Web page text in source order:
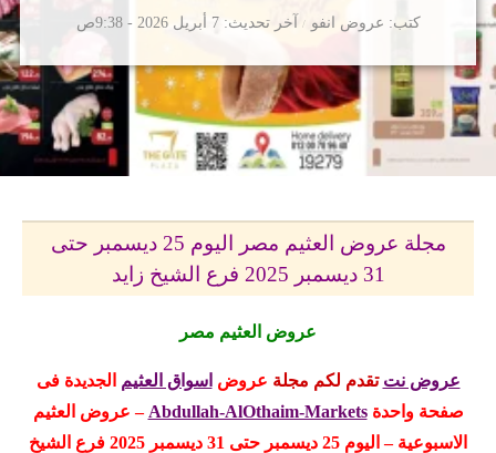
كتب عروض انفو آخر تحديث 7 أبريل 2026 - 9:38ص
مجلة عروض العثيم مصر اليوم 25 ديسمبر حتى
31 ديسمبر 2025 فرع الشيخ زايد
عروض العثيم مصر
عروض نت تقدم لكم مجلة عروض اسواق العثيم الجديدة فى
صفحة واحدةAbdullah-AlOthaim-Markets – عروض العثيم
الاسبوعية – اليوم 25 ديسمبر حتى 31 ديسمبر 2025 فرع الشيخ